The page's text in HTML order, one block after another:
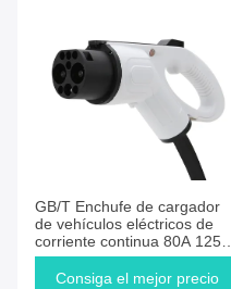
GB/T Enchufe de cargador
de vehículos eléctricos de
corriente continua 80A 125A
200A 250A Conector de
cable de cargador de
Consiga el mejor precio